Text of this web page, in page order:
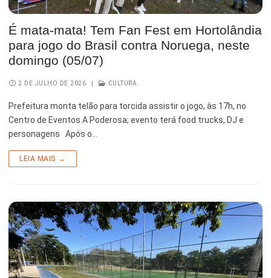
Finanças
Governo
Inclusão e Desenvolvimento Social
Meio Ambiente, Desenvolvimento Sustentável e Assuntos
Climáticos
Planejamento Urbano e Gestão Estratégica
Saúde
Segurança Pública
É mata-mata! Tem Fan Fest em Hortolândia
para jogo do Brasil contra Noruega, neste
domingo (05/07)
2 DE JULHO DE 2026 CULTURA
Prefeitura monta telão para torcida assistir o jogo, às 17h, no
Centro de Eventos A Poderosa; evento terá food trucks, DJ e
personagens Após o…
LEIA MAIS →